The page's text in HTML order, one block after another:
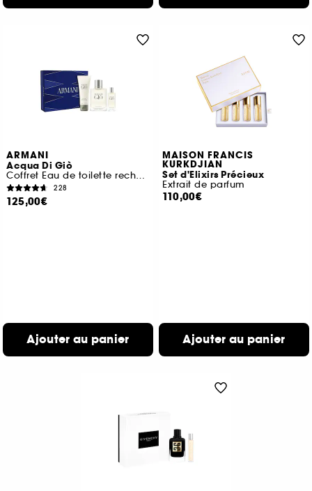
ARMANI
Acqua Di Giò
Coffret Eau de toilette rechargeable pour homme
228
125,00€
Ajouter au panier
MAISON FRANCIS
KURKDJIAN
Set d'Elixirs Précieux
Extrait de parfum
110,00€
Ajouter au panier